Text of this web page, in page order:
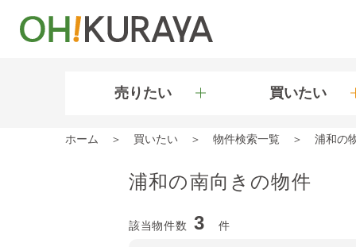
売りたい 買いたい
ホーム 買いたい 物件検索一覧 浦和の
浦和の南向きの物件
該当物件数 3 件